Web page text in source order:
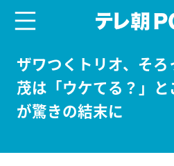
ザワつくトリオ、そ
茂は「ウケてる？」
が驚きの結末に